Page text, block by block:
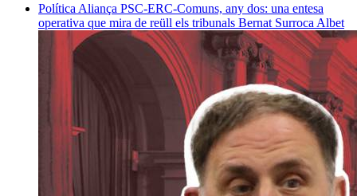
Política Aliança PSC-ERC-Comuns, any dos: una entesa
operativa que mira de reüll els tribunals Bernat Surroca Albet